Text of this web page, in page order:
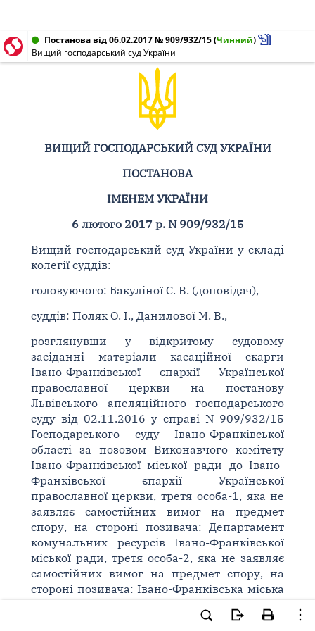
Постанова від 06.02.2017 № 909/932/15(Чинний)
Вищий господарський суд України
ВИЩИЙ ГОСПОДАРСЬКИЙ СУД УКРАЇНИ
ПОСТАНОВА
ІМЕНЕМ УКРАЇНИ
6 лютого 2017 р. N 909/932/15
Вищий господарський суд України у складі
колегії суддів:
головуючого: Бакуліної С. В. (доповідач),
суддів: Поляк О. І., Данилової М. В.,
розглянувши у відкритому судовому
засіданні матеріали касаційної скарги
Івано-Франківської єпархії Української
православної церкви на постанову
Львівського апеляційного господарського
суду від 02.11.2016 у справі N 909/932/15
Господарського суду Івано-Франківської
області за позовом Виконавчого комітету
Івано-Франківської міської ради до Івано-
Франківської єпархії Української
православної церкви, третя особа-1, яка не
заявляє самостійних вимог на предмет
спору, на стороні позивача: Департамент
комунальних ресурсів Івано-Франківської
міської ради, третя особа-2, яка не заявляє
самостійних вимог на предмет спору, на
стороні позивача: Івано-Франківська міська
нежитлових приміщень N ДО-2971 від